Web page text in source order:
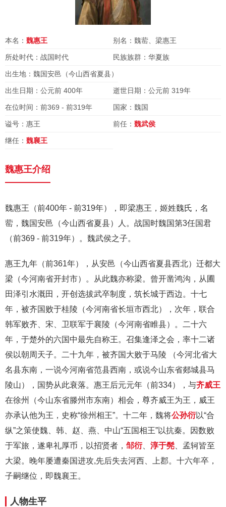
本名： 魏惠王 别名：魏䓨、梁惠王
所处时代：战国时代 民族族群：华夏族
出生地：魏国安邑（今山西省夏县）
出生日期：公元前 400年 逝世日期：公元前 319年
在位时间：前369 - 前319年 国家：魏国
谥号：惠王 前任： 魏武侯
继任： 魏襄王
魏惠王介绍
魏惠王（前400年 - 前319年），即梁惠王，姬姓魏氏，名
䓨，魏国安邑（今山西省夏县）人。战国时魏国第3任国君
（前369 - 前319年）。魏武侯之子。
惠王九年（前361年），从安邑（今山西省夏县西北）迁都大
梁（今河南省开封市）。从此魏亦称梁。曾开凿鸿沟，从圃
田泽引水溉田，开创选拔武卒制度，筑长城于西边。十七
年，被齐国败于桂陵（今河南省长垣市西北），次年，联合
韩军败齐、宋、卫联军于襄陵（今河南省睢县）。二十六
年，于楚外的六国中最先自称王。召集逢泽之会，率十二诸
侯以朝周天子。二十九年，被齐国大败于马陵 （今河北省大
名县东南，一说今河南省范县西南，或说今山东省郯城县马
陵山），国势从此衰落。惠王后元元年（前334），与齐威王
在徐州（今山东省滕州市东南）相会，尊齐威王为王，威王
亦承认他为王，史称“徐州相王”。十二年，魏将公孙衍以“合
纵”之策使魏、韩、赵、燕、中山“五国相王”以抗秦。因数败
于军旅，遂卑礼厚币，以招贤者， 邹衍 淳于髡 、孟轲皆至
大梁。晚年屡遭秦国进攻,先后失去河西、上郡。十六年卒，
子嗣继位，即魏襄王。
人物生平